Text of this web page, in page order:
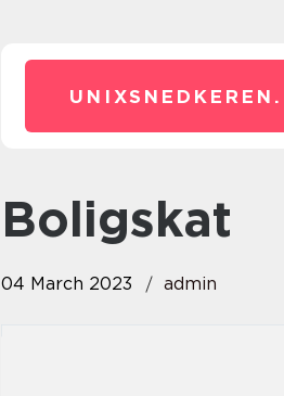
UNIXSNEDKEREN.
Boligskat
04 March 2023 admin